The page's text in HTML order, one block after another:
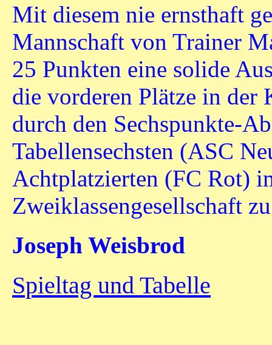
Mit diesem nie ernsthaft
Mannschaft von Trainer
25 Punkten eine solide
die vorderen Plätze in der
durch den Sechspunkte-
Tabellensechsten (ASC
Achtplatzierten (FC Rot)
Zweiklassengesellschaft
Joseph Weisbrod
Spieltag und Tabelle